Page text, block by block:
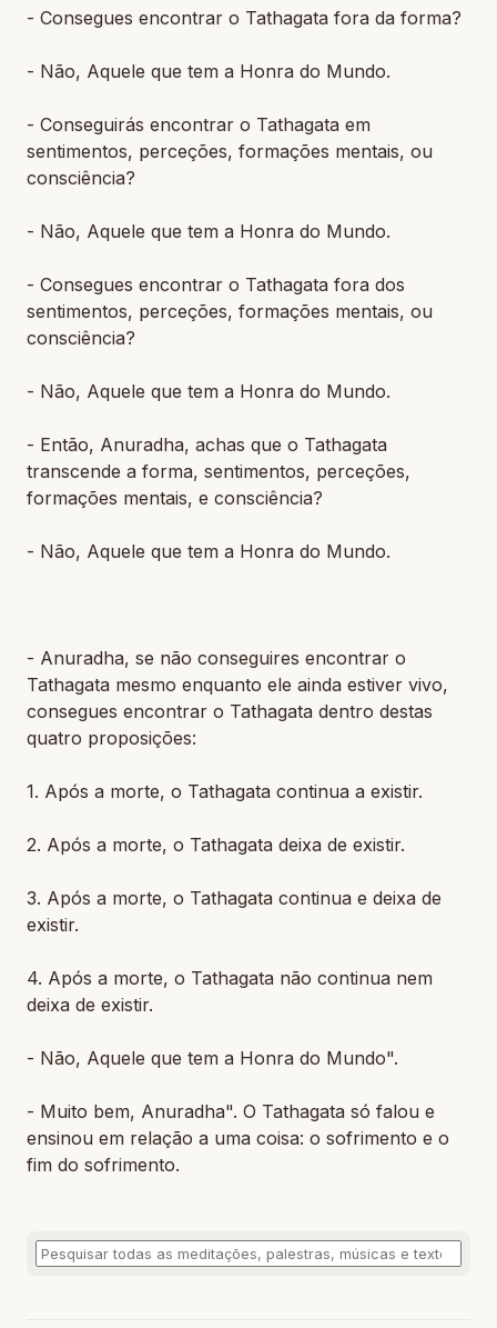
- Consegues encontrar o Tathagata fora da forma?
- Não, Aquele que tem a Honra do Mundo.
- Conseguirás encontrar o Tathagata em
sentimentos, perceções, formações mentais, ou
consciência?
- Não, Aquele que tem a Honra do Mundo.
- Consegues encontrar o Tathagata fora dos
sentimentos, perceções, formações mentais, ou
consciência?
- Não, Aquele que tem a Honra do Mundo.
- Então, Anuradha, achas que o Tathagata
transcende a forma, sentimentos, perceções,
formações mentais, e consciência?
- Não, Aquele que tem a Honra do Mundo.
- Anuradha, se não conseguires encontrar o
Tathagata mesmo enquanto ele ainda estiver vivo,
consegues encontrar o Tathagata dentro destas
quatro proposições:
1. Após a morte, o Tathagata continua a existir.
2. Após a morte, o Tathagata deixa de existir.
3. Após a morte, o Tathagata continua e deixa de
existir.
4. Após a morte, o Tathagata não continua nem
deixa de existir.
- Não, Aquele que tem a Honra do Mundo".
- Muito bem, Anuradha". O Tathagata só falou e
ensinou em relação a uma coisa: o sofrimento e o
fim do sofrimento.